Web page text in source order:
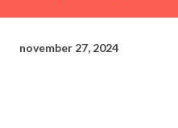
november 27, 2024